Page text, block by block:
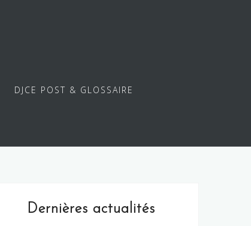
DJCE POST & GLOSSAIRE
Dernières actualités